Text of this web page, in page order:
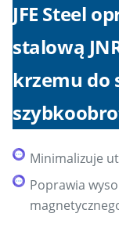
JFE Steel
stalową
krzemu do
Minimalizuje
Poprawia